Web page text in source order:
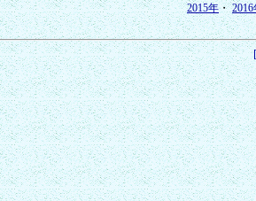
2015年・2016